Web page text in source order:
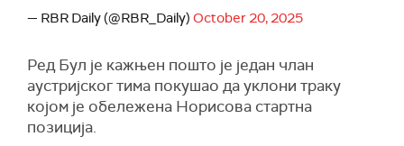
— RBR Daily (@RBR_Daily) October 20, 2025
Ред Бул је кажњен пошто је један члан
аустријског тима покушао да уклони траку
којом је обележена Норисова стартна
позиција.